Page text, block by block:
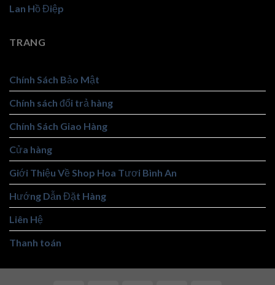
Lan Hồ Điệp
TRANG
Chính Sách Bảo Mật
Chính sách đổi trả hàng
Chính Sách Giao Hàng
Cửa hàng
Giới Thiệu Về Shop Hoa Tươi Bình An
Hướng Dẫn Đặt Hàng
Liên Hệ
Thanh toán